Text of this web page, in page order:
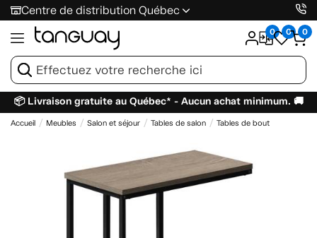
Centre de distribution Québec
0 0 0
📦 Livraison gratuite au Québec* - Aucun achat minimum. 🚚
Accueil Meubles Salon et séjour Tables de salon Tables de bout